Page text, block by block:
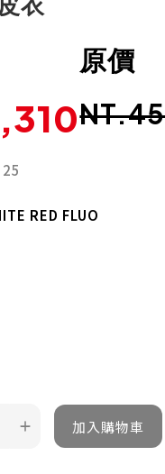
原價
RED FLUO